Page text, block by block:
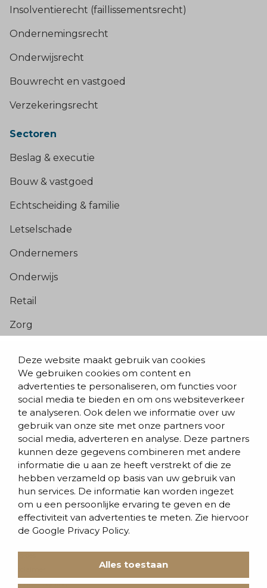
Deze website maakt gebruik van cookies
We gebruiken cookies om content en
advertenties te personaliseren, om functies voor
social media te bieden en om ons websiteverkeer
te analyseren. Ook delen we informatie over uw
gebruik van onze site met onze partners voor
social media, adverteren en analyse. Deze partners
kunnen deze gegevens combineren met andere
informatie die u aan ze heeft verstrekt of die ze
hebben verzameld op basis van uw gebruik van
hun services. De informatie kan worden ingezet
om u een persoonlijke ervaring te geven en de
effectiviteit van advertenties te meten. Zie hiervoor
de Google Privacy Policy.
Alles toestaan
Insolventierecht (faillissementsrecht)
Ondernemingsrecht
Onderwijsrecht
Bouwrecht en vastgoed
Verzekeringsrecht
Sectoren
Beslag & executie
Bouw & vastgoed
Echtscheiding & familie
Letselschade
Ondernemers
Onderwijs
Retail
Zorg
Blogs & nieuws
Contact
Evenementen
Team
Werken bij BVD
Cookies
Klachtenregeling